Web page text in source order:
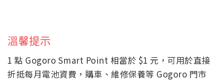
溫馨提示
1 點 Gogoro Smart Point 相當於 $1 元，可用於直接
折抵每月電池資費，購車、維修保養等 Gogoro 門市